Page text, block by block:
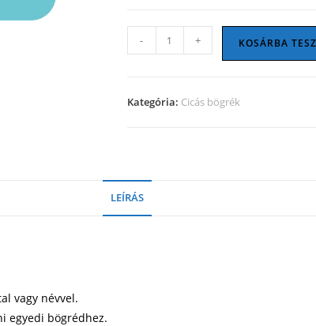
bögre
mennyiség
- + KOSÁRBA
Kategória: Cicás bögrék
LEÍRÁS
vagy névvel.
egyedi bögrédhez.